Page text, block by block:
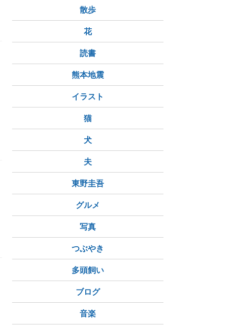
散歩
花
読書
熊本地震
イラスト
猫
犬
夫
東野圭吾
グルメ
写真
つぶやき
多頭飼い
ブログ
音楽